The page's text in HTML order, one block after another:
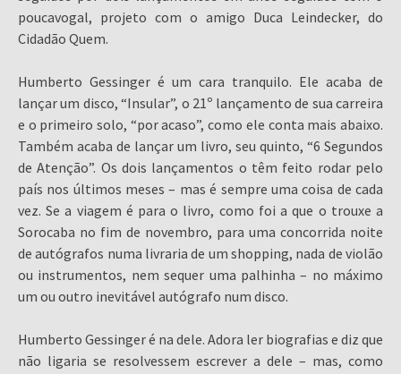
poucavogal, projeto com o amigo Duca Leindecker, do
Cidadão Quem.
Humberto Gessinger é um cara tranquilo. Ele acaba de
lançar um disco, “Insular”, o 21º lançamento de sua carreira
e o primeiro solo, “por acaso”, como ele conta mais abaixo.
Também acaba de lançar um livro, seu quinto, “6 Segundos
de Atenção”. Os dois lançamentos o têm feito rodar pelo
país nos últimos meses – mas é sempre uma coisa de cada
vez. Se a viagem é para o livro, como foi a que o trouxe a
Sorocaba no fim de novembro, para uma concorrida noite
de autógrafos numa livraria de um shopping, nada de violão
ou instrumentos, nem sequer uma palhinha – no máximo
um ou outro inevitável autógrafo num disco.
Humberto Gessinger é na dele. Adora ler biografias e diz que
não ligaria se resolvessem escrever a dele – mas, como